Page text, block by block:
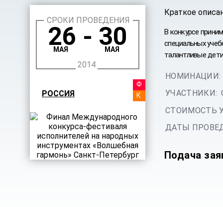
СРОКИ ПРОВЕДЕНИЯ
26 - 30
МАЯ МАЯ
2014
КУРСЫ
РОССИЯ
Краткое
В конкурсе
специальных
талантливые
НОМИНАЦИИ:
УЧАСТНИКИ:
СТОИМОСТЬ
ДАТЫ
Подача